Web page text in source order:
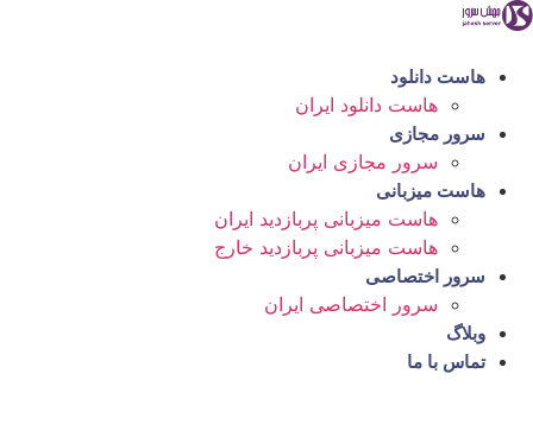
پرش
محتوا
هاست دانلود
هاست دانلود ایران
سرور مجازی
سرور مجازی ایران
هاست میزبانی
هاست میزبانی پربازدید ایران
هاست میزبانی پربازدید خارج
سرور اختصاصی
سرور اختصاصی ایران
وبلاگ
تماس با ما